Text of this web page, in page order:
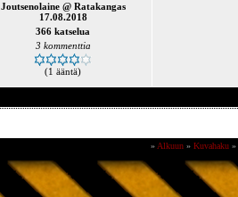
Joutsenolaine @ Ratakangas
17.08.2018
366 katselua
3 kommenttia
(1 ääntä)
» Alkuun» Kuvahaku»